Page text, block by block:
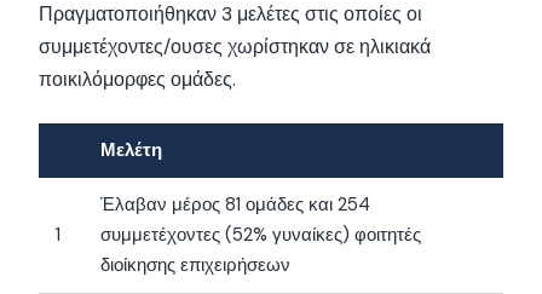
Πραγματοποιήθηκαν 3 μελέτες στις οποίες οι
συμμετέχοντες/ουσες χωρίστηκαν σε ηλικιακά
ποικιλόμορφες ομάδες.
Μελέτη
1
Έλαβαν μέρος 81 ομάδες και 254
συμμετέχοντες (52% γυναίκες) φοιτητές
διοίκησης επιχειρήσεων